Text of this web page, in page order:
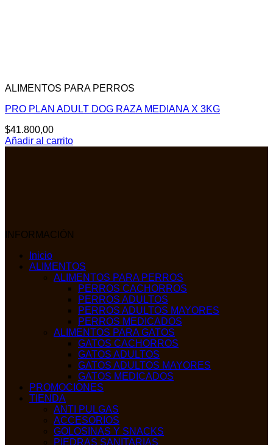
ALIMENTOS PARA PERROS
PRO PLAN ADULT DOG RAZA MEDIANA X 3KG
$41.800,00
Añadir al carrito
INFORMACIÓN
Inicio
ALIMENTOS
ALIMENTOS PARA PERROS
PERROS CACHORROS
PERROS ADULTOS
PERROS ADULTOS MAYORES
PERROS MEDICADOS
ALIMENTOS PARA GATOS
GATOS CACHORROS
GATOS ADULTOS
GATOS ADULTOS MAYORES
GATOS MEDICADOS
PROMOCIONES
TIENDA
ANTI PULGAS
ACCESORIOS
GOLOSINAS Y SNACKS
PIEDRAS SANITARIAS